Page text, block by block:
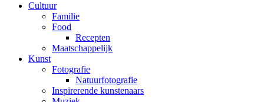
Cultuur
Familie
Food
Recepten
Maatschappelijk
Kunst
Fotografie
Natuurfotografie
Inspirerende kunstenaars